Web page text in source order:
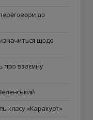
до
щодо
про взаємну
класу «Каракурт»